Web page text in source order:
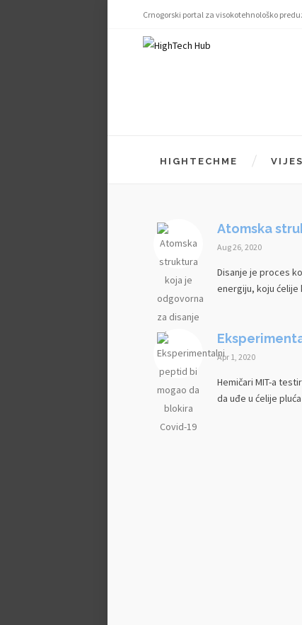
Crnogorski portal za visokotehnološko
HIGHTECHME
Atomska
Aug 26, 2020
Disanje je proces
energiju, koju ćelije
Apr 1, 2020
Hemičari MIT-a
da uđe u ćelije